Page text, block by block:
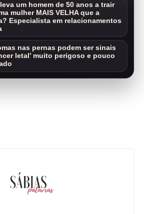
um homem de 50 anos a trair
mulher MAIS VELHA que a
Especialista em relacionamentos
nas pernas podem ser sinais
letal’ muito perigoso e pouco